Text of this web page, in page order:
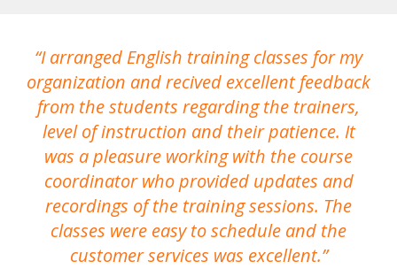
I arranged English training classes for my
organization and recived excellent feedback
from the students regarding the trainers,
level of instruction and their patience. It
was a pleasure working with the course
coordinator who provided updates and
recordings of the training sessions. The
classes were easy to schedule and the
customer services was excellent.